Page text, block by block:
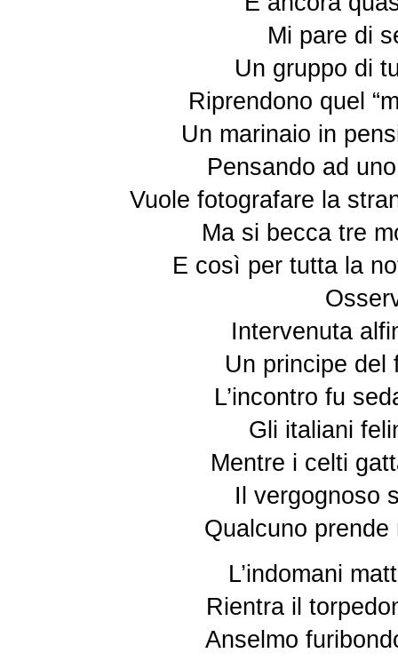
Mi pare di
Un gruppo di
Riprendono quel
Un marinaio in
Pensando ad
Vuole fotografare la
Ma si becca tre
E così per tutta la
Intervenuta
Un principe del
L’incontro fu
Gli italiani
Mentre i celti
Il vergognoso
Qualcuno
L’indomani
Rientra il
Anselmo